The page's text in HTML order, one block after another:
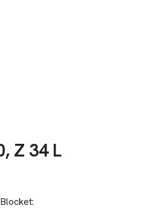
Z 34 L